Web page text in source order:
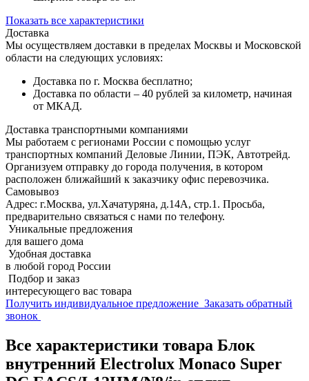
Показать все характеристики
Доставка
Мы осуществляем доставки в пределах Москвы и Московской
области на следующих условиях:
Доставка по г. Москва бесплатно;
Доставка по области – 40 рублей за километр, начиная
от МКАД.
Доставка транспортными компаниями
Мы работаем с регионами России с помощью услуг
транспортных компаний Деловые Линии, ПЭК, Автотрейд.
Организуем отправку до города получения, в котором
расположен ближайший к заказчику офис перевозчика.
Самовывоз
Адрес: г.Москва, ул.Хачатуряна, д.14А, стр.1. Просьба,
предварительно связаться с нами по телефону.
Уникальные предложения
для вашего дома
Удобная доставка
в любой город России
Подбор и заказ
интересующего вас товара
Получить индивидуальное предложение Заказать обратный
звонок
Все характеристики товара Блок
внутренний Electrolux Monaco Super